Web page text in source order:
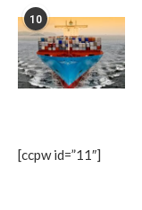
[ccpw id=”11″]
10